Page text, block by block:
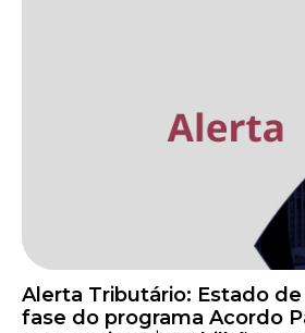
Alerta Tributário: Estado de
fase do programa Acordo